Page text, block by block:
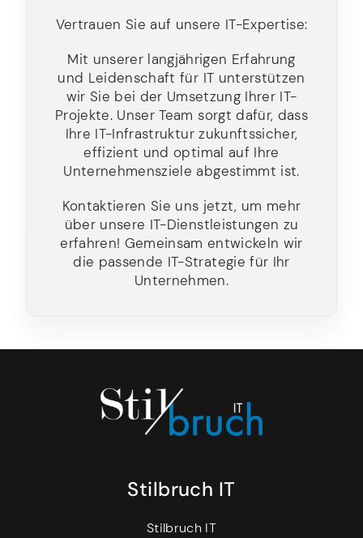
Vertrauen Sie auf unsere IT-Expertise:
Mit unserer langjährigen Erfahrung
und Leidenschaft für IT unterstützen
wir Sie bei der Umsetzung Ihrer IT-
Projekte. Unser Team sorgt dafür, dass
Ihre IT-Infrastruktur zukunftssicher,
effizient und optimal auf Ihre
Unternehmensziele abgestimmt ist.
Kontaktieren Sie uns jetzt, um mehr
über unsere IT-Dienstleistungen zu
erfahren! Gemeinsam entwickeln wir
die passende IT-Strategie für Ihr
Unternehmen.
Stilbruch IT
Stilbruch IT